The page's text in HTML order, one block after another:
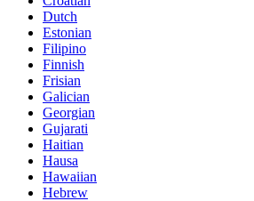
Dutch
Estonian
Filipino
Finnish
Frisian
Galician
Georgian
Gujarati
Haitian
Hausa
Hawaiian
Hebrew